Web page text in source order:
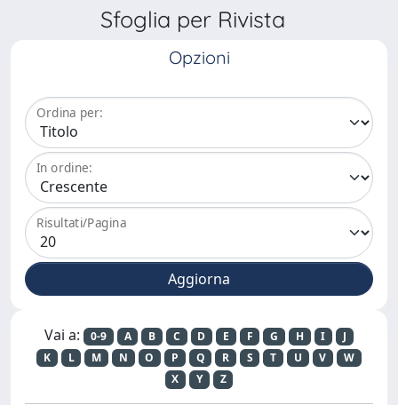
Sfoglia per Rivista
Opzioni
Ordina per:
In ordine:
Risultati/Pagina
Vai a: 0-9 A B C D E F G H I
J
K
L M N O P Q R S T U V
W
X
Y Z